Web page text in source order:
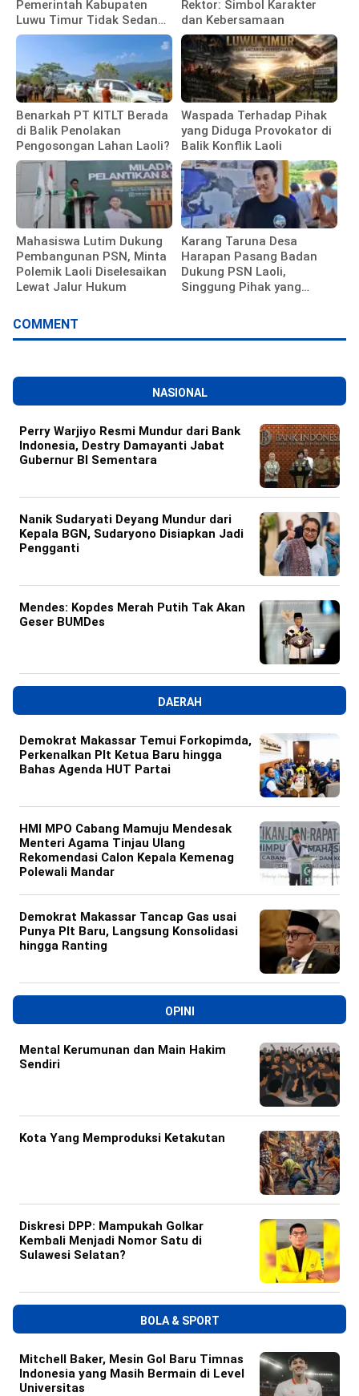
Pemerintah Kabupaten
Luwu Timur Tidak Sedang
Membela Investor
Rektor: Simbol Karakter
dan Kebersamaan
Benarkah PT KITLT Berada
di Balik Penolakan
Pengosongan Lahan Laoli?
Waspada Terhadap Pihak
yang Diduga Provokator di
Balik Konflik Laoli
Mahasiswa Lutim Dukung
Pembangunan PSN, Minta
Polemik Laoli Diselesaikan
Lewat Jalur Hukum
Karang Taruna Desa
Harapan Pasang Badan
Dukung PSN Laoli,
Singgung Pihak yang
COMMENT
NASIONAL
Perry Warjiyo Resmi Mundur dari Bank
Indonesia, Destry Damayanti Jabat
Gubernur BI Sementara
Nanik Sudaryati Deyang Mundur dari
Kepala BGN, Sudaryono Disiapkan Jadi
Pengganti
Mendes: Kopdes Merah Putih Tak Akan
Geser BUMDes
DAERAH
Demokrat Makassar Temui Forkopimda,
Perkenalkan Plt Ketua Baru hingga
Bahas Agenda HUT Partai
HMI MPO Cabang Mamuju Mendesak
Menteri Agama Tinjau Ulang
Rekomendasi Calon Kepala Kemenag
Polewali Mandar
Demokrat Makassar Tancap Gas usai
Punya Plt Baru, Langsung Konsolidasi
hingga Ranting
OPINI
Mental Kerumunan dan Main Hakim
Sendiri
Kota Yang Memproduksi Ketakutan
Diskresi DPP: Mampukah Golkar
Kembali Menjadi Nomor Satu di
Sulawesi Selatan?
BOLA & SPORT
Mitchell Baker, Mesin Gol Baru Timnas
Indonesia yang Masih Bermain di Level
Universitas